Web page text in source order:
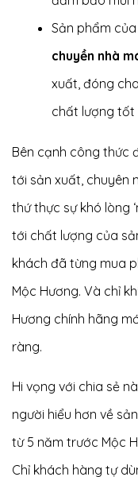
Sản phẩm
chuyền nhà
xuất, đóng
chất lượng tốt
Bên cạnh công thức
tới sản xuất, chuyên
thứ thực sự khó lòng
tới chất lượng của
khách đã từng mua
Mộc Hương. Và chỉ
Hương chính hãng
ràng.
Hi vọng với chia sẻ
người hiểu hơn về
từ 5 năm trước Mộc
Chỉ khách hàng tự